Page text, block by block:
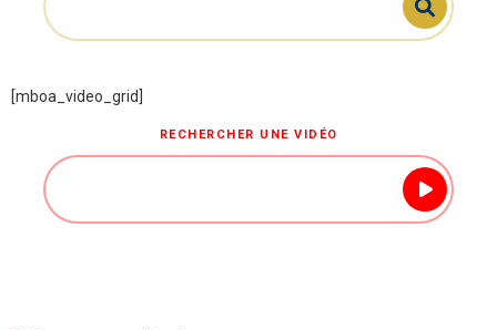
[mboa_video_grid]
RECHERCHER UNE VIDÉO